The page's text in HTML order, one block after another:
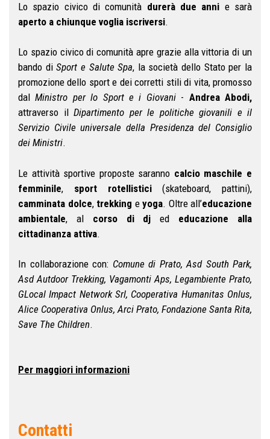
Lo spazio civico di comunità durerà due anni e sarà
aperto a chiunque voglia iscriversi.
Lo spazio civico di comunità apre grazie alla vittoria di un
bando diSport e Salute Spa, la società dello Stato per la
promozione dello sport e dei corretti stili di vita, promosso
dal Ministro per lo Sport e i Giovani - Andrea Abodi,
attraverso il Dipartimento per le politiche giovanili e il
Servizio Civile universale della Presidenza del Consiglio
dei Ministri.
Le attività sportive proposte saranno calcio maschile e
femminile, sport rotellistici(skateboard, pattini),
camminata dolce, trekking e yoga. Oltre all’educazione
ambientale, al corso di djed educazione alla
cittadinanza attiva.
In collaborazione con: Comune di Prato, Asd South Park,
Asd Autdoor Trekking, Vagamonti Aps, Legambiente Prato,
GLocal Impact Network Srl, Cooperativa Humanitas Onlus,
Alice Cooperativa Onlus, Arci Prato, Fondazione Santa Rita,
Save The Children.
Per maggiori informazioni
Contatti